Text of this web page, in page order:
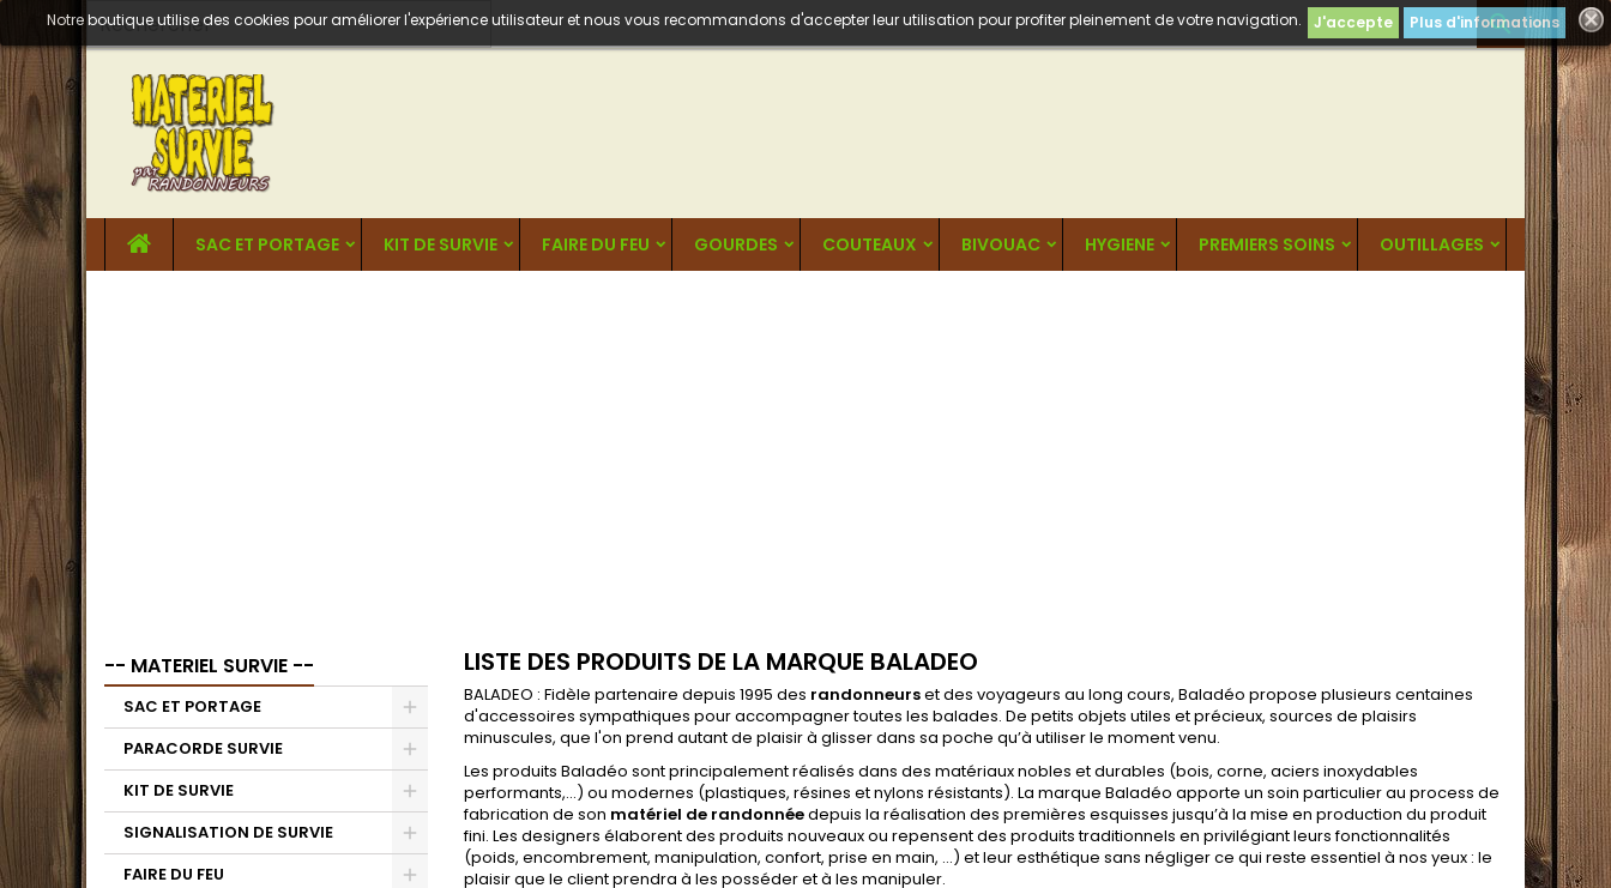

Notre boutique utilise des cookies pour améliorer l'expérience utilisateur et nous vous recommandons d'accepter leur utilisation pour profiter pleinement de votre navigation. J'accepte Plus d'informations
SAC ET PORTAGE KIT DE SURVIE FAIRE DU FEU GOURDES COUTEAUX BIVOUAC HYGIENE PREMIERS SOINS OUTILLAGES
-- MATERIEL SURVIE --
SAC ET PORTAGE
PARACORDE SURVIE
KIT DE SURVIE
SIGNALISATION DE SURVIE
FAIRE DU FEU
LISTE DES PRODUITS DE LA MARQUE BALADEO
BALADEO : Fidèle partenaire depuis 1995 des randonneurset des voyageurs au long cours, Baladéo propose plusieurs centaines
d'accessoires sympathiques pour accompagner toutes les balades. De petits objets utiles et précieux, sources de plaisirs
minuscules, que l'on prend autant de plaisir à glisser dans sa poche qu’à utiliser le moment venu.
Les produits Baladéo sont principalement réalisés dans des matériaux nobles et durables (bois, corne, aciers inoxydables
performants,…) ou modernes (plastiques, résines et nylons résistants). La marque Baladéo apporte un soin particulier au process de
fabrication de son matériel de randonnéedepuis la réalisation des premières esquisses jusqu’à la mise en production du produit
fini. Les designers élaborent des produits nouveaux ou repensent des produits traditionnels en privilégiant leurs fonctionnalités
(poids, encombrement, manipulation, confort, prise en main, …) et leur esthétique sans négliger ce qui reste essentiel à nos yeux : le
plaisir que le client prendra à les posséder et à les manipuler.